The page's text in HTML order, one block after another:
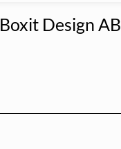
Boxit Design AB